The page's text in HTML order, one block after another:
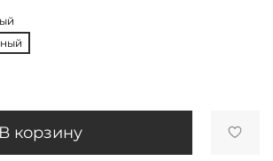
В корзину